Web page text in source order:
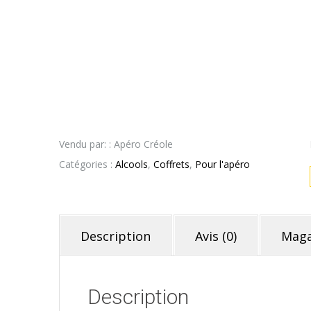
Vendu par: : Apéro Créole
Catégories : Alcools, Coffrets, Pour l'apéro
Description Avis (0)
Description